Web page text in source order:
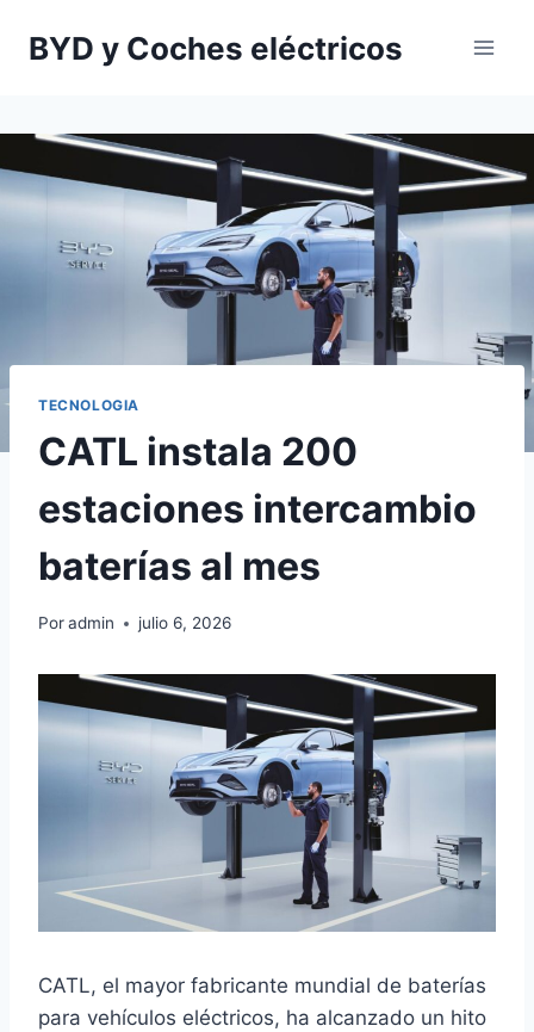
BYD y Coches eléctricos
TECNOLOGIA
CATL instala 200
estaciones intercambio
baterías al mes
Poradmin julio 6, 2026
CATL, el mayor fabricante mundial de baterías
para vehículos eléctricos, ha alcanzado un hito